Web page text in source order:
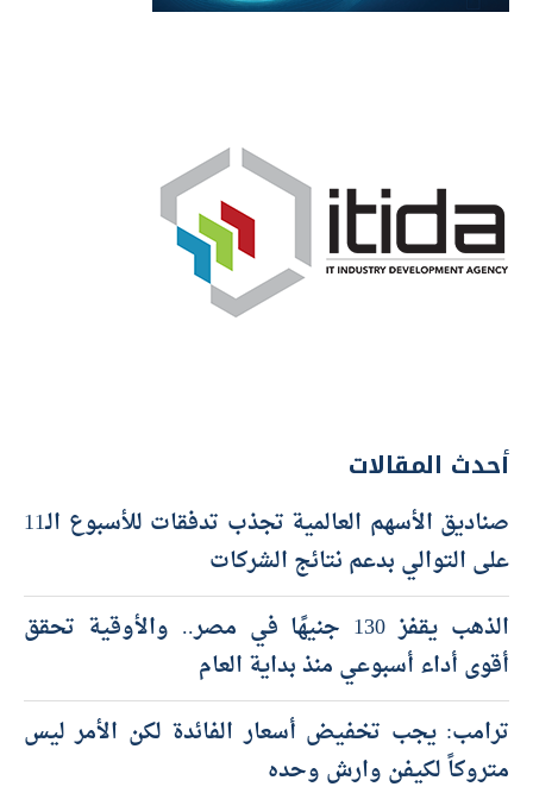
أحدث المقالات
صناديق الأسهم العالمية تجذب تدفقات للأسبوع الـ11
على التوالي بدعم نتائج الشركات
الذهب يقفز 130 جنيهًا في مصر.. والأوقية تحقق
أقوى أداء أسبوعي منذ بداية العام
ترامب: يجب تخفيض أسعار الفائدة لكن الأمر ليس
متروكاً لكيفن وارش وحده